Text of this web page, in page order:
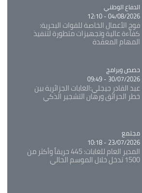
Catégorie
الدفاع الوطني
04/08/2026 - 12:10
فوج الأعمال الخاصة للقوات البحرية:
كفاءة عالية وتجهيزات متطورة لتنفيذ
المهام المعقدة
Catégorie
حصص وبرامج
30/07/2026 - 09:49
عبد القادر جيجلي:الغابات الجزائرية بين
خطر الحرائق ورهان التشجير الذكي
Catégorie
مجتمع
23/07/2026 - 10:18
المدير العام للغابات: 445 حريقاً وأكثر من
1500 تدخل خلال الموسم الحالي